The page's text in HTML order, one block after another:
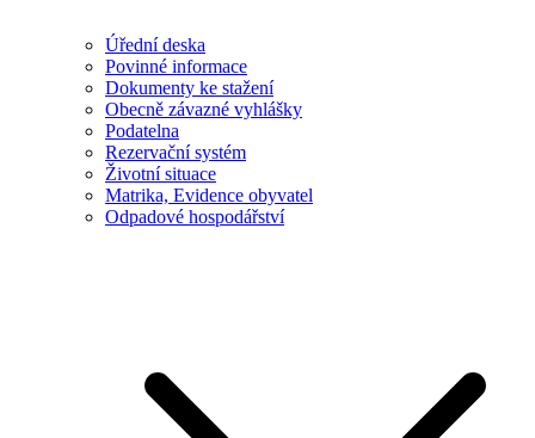
Úřední deska
Povinné informace
Dokumenty ke stažení
Obecně závazné vyhlášky
Podatelna
Rezervační systém
Životní situace
Matrika, Evidence obyvatel
Odpadové hospodářství